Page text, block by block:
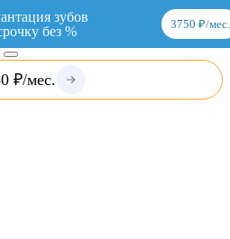
₽/мес.
зубов
без %
3750 ₽/мес.